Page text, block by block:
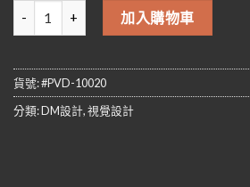
A5雙面DM設計(提案X2) 數量
加入購物車
貨號:#PVD-10020
分類:DM設計,視覺設計